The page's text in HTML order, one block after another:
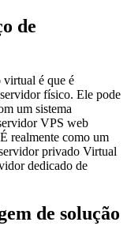
de
é que é
físico. Ele pode
um sistema
VPS web
realmente como um
privado Virtual
dedicado de
de solução